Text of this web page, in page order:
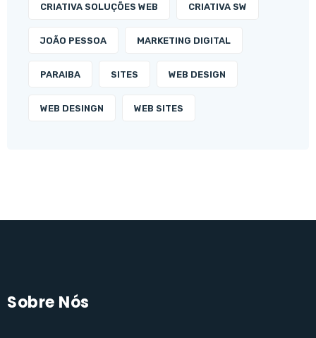
CRIATIVA SOLUÇÕES WEB CRIATIVA SW
JOÃO PESSOA MARKETING DIGITAL
PARAIBA SITES WEB DESIGN
WEB DESINGN WEB SITES
Sobre Nós